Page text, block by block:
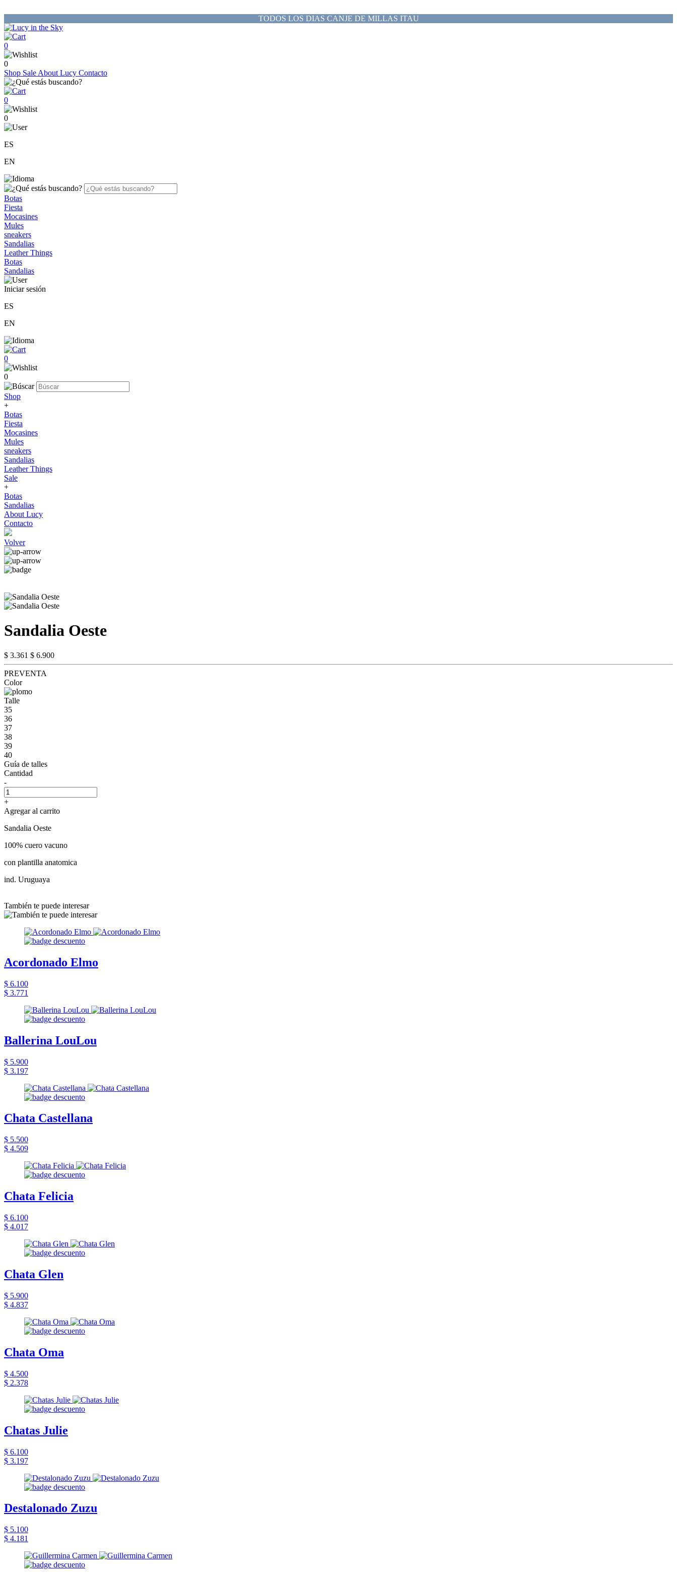
TODOS LOS DIAS CANJE DE MILLAS ITAU
0
0
Shop Sale About Lucy Contacto
0
0
ES
EN
Botas
Fiesta
Mocasines
Mules
sneakers
Sandalias
Leather Things
Botas
Sandalias
Iniciar sesión
ES
EN
0
0
Shop
+
Botas
Fiesta
Mocasines
Mules
sneakers
Sandalias
Leather Things
Sale
+
Botas
Sandalias
About Lucy
Contacto
Volver
Sandalia Oeste
$ 3.361 $ 6.900
PREVENTA
Color
Talle
35
36
37
38
39
40
Guía de talles
Cantidad
-
+
Agregar al carrito
Sandalia Oeste
100% cuero vacuno
con plantilla anatomica
ind. Uruguaya
También te puede interesar
Acordonado Elmo
$ 6.100
$ 3.771
Ballerina LouLou
$ 5.900
$ 3.197
Chata Castellana
$ 5.500
$ 4.509
Chata Felicia
$ 6.100
$ 4.017
Chata Glen
$ 5.900
$ 4.837
Chata Oma
$ 4.500
$ 2.378
Chatas Julie
$ 6.100
$ 3.197
Destalonado Zuzu
$ 5.100
$ 4.181